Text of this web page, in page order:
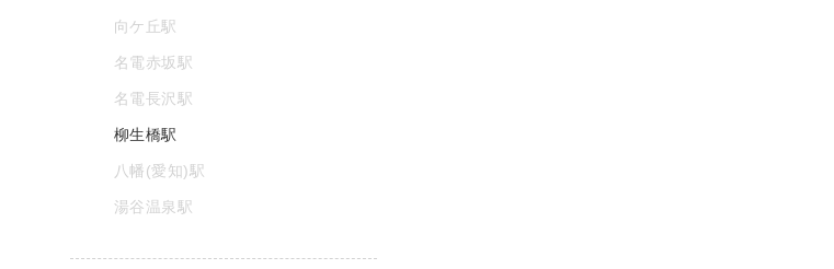
向ケ丘駅
名電赤坂駅
名電長沢駅
柳生橋駅
八幡(愛知)駅
湯谷温泉駅